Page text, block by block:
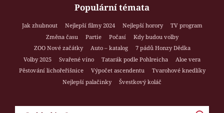
Populární témata
Jak zhubnout Nejlepší filmy 2024 Nejlepší horory
TV program
Změna času
Partie Počasí
Kdy budou volby
ZOO Nové začátky
Auto – katalog
7 pádů Honzy Dědka
Volby 2025
Svařené víno Tatarák podle Pohlreicha
Aloe vera
Pěstování lichořeřišnice
Výpočet ascendentu
Tvarohové knedlíky
Nejlepší palačinky
Švestkový koláč